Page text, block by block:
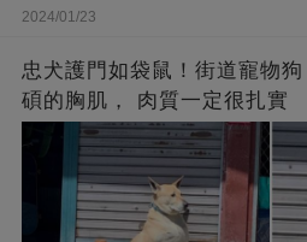
2024/01/23
忠犬護門如袋鼠！街道寵物
碩的胸肌， 肉質一定很扎實